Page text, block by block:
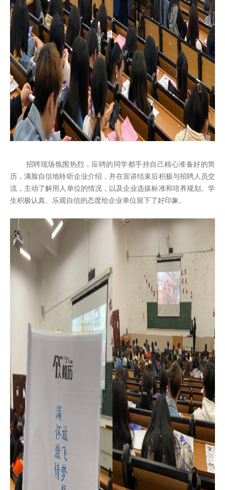
招聘现场氛围热烈，应聘的同学都手持自己精心准备好的简
历，满脸自信地聆听企业介绍，并在宣讲结束后积极与招聘人员交
流，主动了解用人单位的情况，以及企业选拔标准和培养规划。学
生积极认真、乐观自信的态度给企业单位留下了好印象。